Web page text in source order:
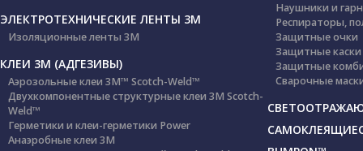
ЭЛЕКТРОТЕХНИЧЕСКИЕ ЛЕНТЫ 3М
Изоляционные ленты 3М
КЛЕИ 3М (АДГЕЗИВЫ)
Аэрозольные клеи 3M™ Scotch-Weld™
Двухкомпонентные структурные клеи 3M Scotch-
Weld™
Герметики и клеи-герметики Power
Анаэробные клеи 3М
Наушники и
Респираторы,
Защитные очки
Защитные каски
Защитные
Сварочные